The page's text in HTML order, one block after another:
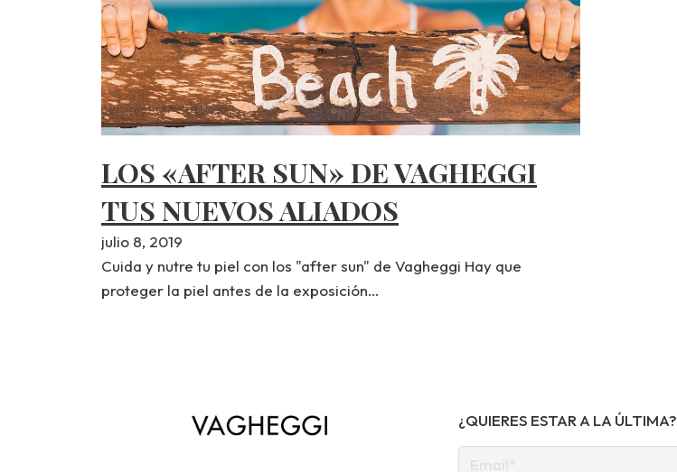
LOS «AFTER SUN» DE VAGHEGGI
TUS NUEVOS ALIADOS
julio 8, 2019
Cuida y nutre tu piel con los "after sun" de Vagheggi Hay que
proteger la piel antes de la exposición…
¿QUIERES ESTAR A LA ÚLTIMA?